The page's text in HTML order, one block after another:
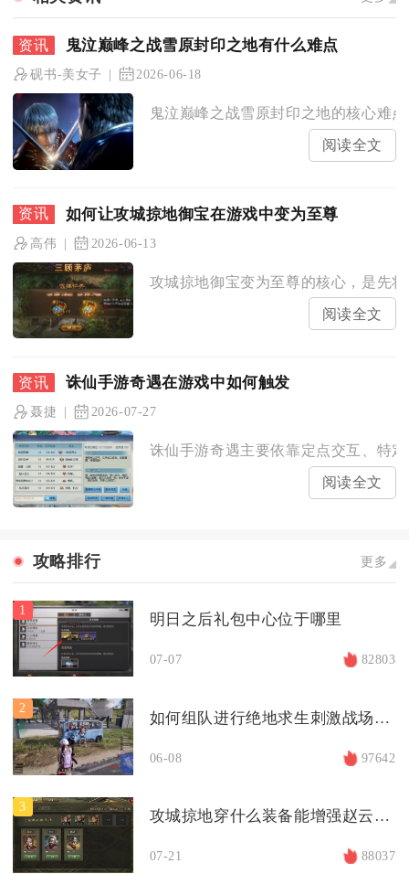
鬼泣巅峰之战雪原封印之地有什么难点
砚书-美女子 2026-06-18
鬼泣巅峰之战雪原封印之地的核心难
阅读全文
如何让攻城掠地御宝在游戏中变为至尊
高伟 2026-06-13
攻城掠地御宝变为至尊的核心，是先
阅读全文
诛仙手游奇遇在游戏中如何触发
聂捷 2026-07-27
诛仙手游奇遇主要依靠定点交互、特
阅读全文
攻略排行 更多
1
明日之后礼包中心位于哪里
07-07 82803
2
如何组队进行绝地求生刺激战场刀模式
06-08 97642
3
攻城掠地穿什么装备能增强赵云的攻击力
07-21 88037